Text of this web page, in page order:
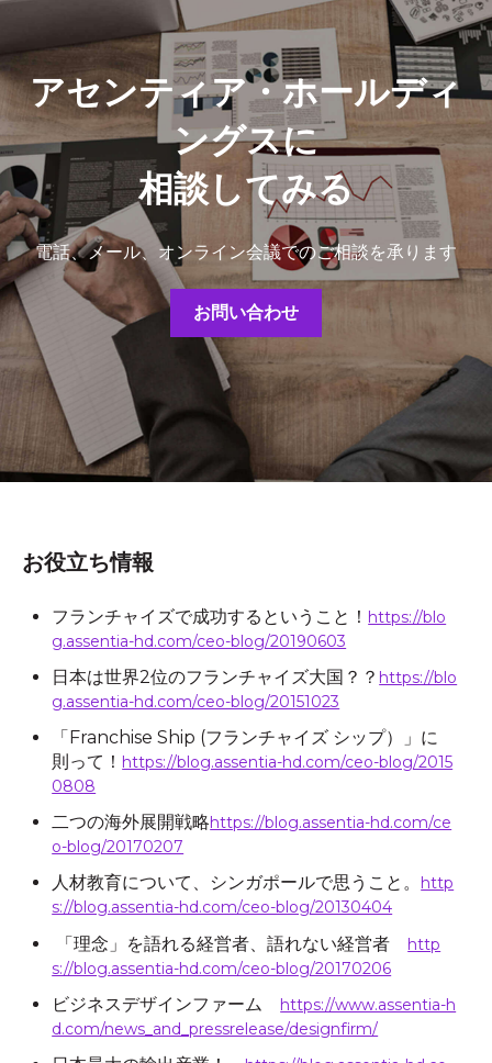
アセンティア・ホールディ
ングスに
相談してみる
電話、メール、オンライン会議でのご相談を承ります
お問い合わせ
お役立ち情報
フランチャイズで成功するということ！ https://blo
g.assentia-hd.com/ceo-blog/20190603
日本は世界2位のフランチャイズ大国？？ https://blo
g.assentia-hd.com/ceo-blog/20151023
「Franchise Ship (フランチャイズ シップ）」に
則って！ https://blog.assentia-hd.com/ceo-blog/2015
0808
二つの海外展開戦略https://blog.assentia-hd.com/ce
o-blog/20170207
人材教育について、シンガポールで思うこと。
http
s://blog.assentia-hd.com/ceo-blog/20130404
「理念」を語れる経営者、語れない経営者 http
s://blog.assentia-hd.com/ceo-blog/20170206
ビジネスデザインファーム https://www.assentia-h
d.com/news_and_pressrelease/designfirm/